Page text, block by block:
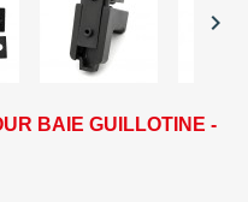

BAIE GUILLOTINE -